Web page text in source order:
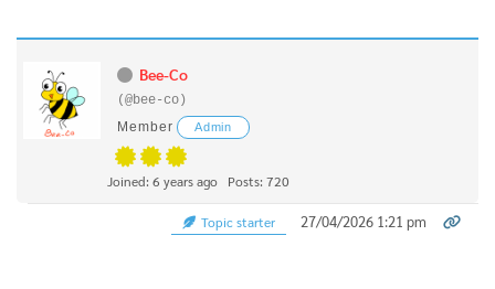
Bee-Co
(@bee-co)
Member
Admin
Joined: 6 years ago Posts: 720
Topic starter 27/04/2026 1:21 pm